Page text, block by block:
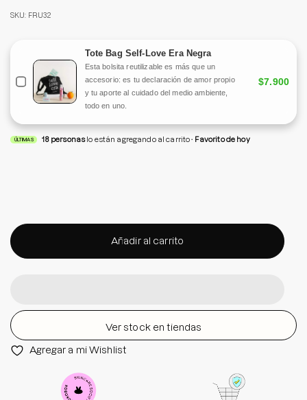
X4 y mentol, ayuda a reducir instantáneamente la
Prepárate para sentir la frescura y calma al instante.
Producto vegano certificado.
*Tipo de filtro: Mixto
Tamaño: 50g
SKU: FRU32
Tote Bag Self-Love Era Negra
Esta bolsita reutilizable es más que un
accesorio: es tu declaración de amor propio
y tu aporte al cuidado del medio ambiente,
todo en uno.
$7.900
ÚLTIMAS 18personas lo están agregando al carrito Favorito de hoy
Añadir al carrito
Ver stock en tiendas
Agregar a mi Wishlist